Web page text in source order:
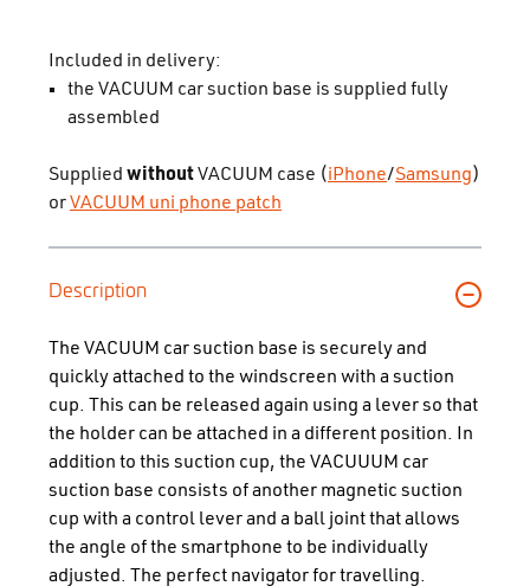
Included in delivery:
the VACUUM car suction base is supplied fully
assembled
Supplied withoutVACUUM case (iPhone/Samsung)
orVACUUM uni phone patch
Description
The VACUUM car suction base is securely and
quickly attached to the windscreen with a suction
cup. This can be released again using a lever so that
the holder can be attached in a different position. In
addition to this suction cup, the VACUUUM car
suction base consists of another magnetic suction
cup with a control lever and a ball joint that allows
the angle of the smartphone to be individually
adjusted. The perfect navigator for travelling.